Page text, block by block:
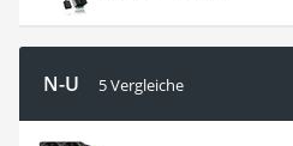
N-U 5 Vergleiche